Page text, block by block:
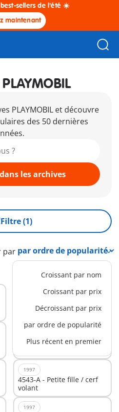
sellers de l'été ☀️
maintenant
PLAYMOBIL et découvre
des 50 dernières
les archives
Filtre (1)
par
Croissant par nom
Croissant par prix
Décroissant par prix
par ordre de popularité
Plus récent en premier
3946-A - Etudiante /
scooter
3892-A - Vétérinaire /
1997
4543-A - Petite fille / cerf
volant
1997